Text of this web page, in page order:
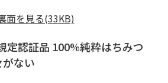
面を見る(33KB)
定認証品 100%純粋はちみつ
がない